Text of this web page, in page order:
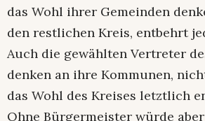
das Wohl ihrer Gemeinden
den restlichen Kreis, entbehrt
Auch die gewählten Vertreter
denken an ihre Kommunen,
das Wohl des Kreises letztlich
Ohne Bürgermeister würde